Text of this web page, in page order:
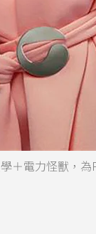
電力怪獸，為